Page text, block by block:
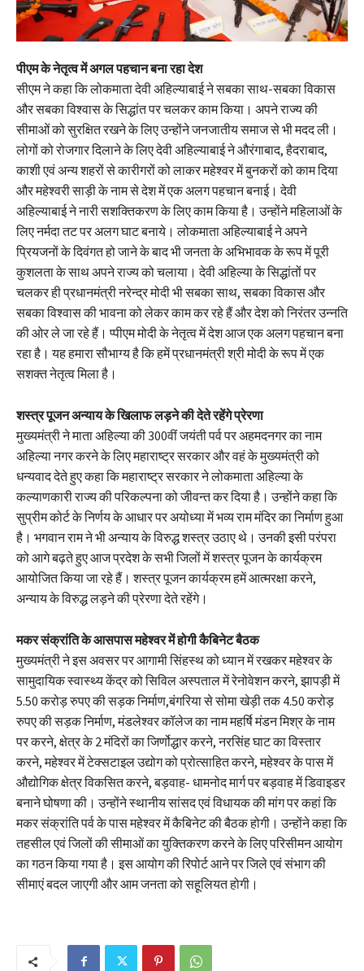
पीएम के नेतृत्व में अगल पहचान बना रहा देश
सीएम ने कहा कि लोकमाता देवी अहिल्याबाई ने सबका साथ-सबका विकास
और सबका विश्वास के सिद्धांत पर चलकर काम किया। अपने राज्य की
सीमाओं को सुरक्षित रखने के लिए उन्होंने जनजातीय समाज से भी मदद ली।
लोगों को रोजगार दिलाने के लिए देवी अहिल्याबाई ने औरंगाबाद, हैदराबाद,
काशी एवं अन्य शहरों से कारीगरों को लाकर महेश्वर में बुनकरों को काम दिया
और महेश्वरी साड़ी के नाम से देश में एक अलग पहचान बनाई। देवी
अहिल्याबाई ने नारी सशक्तिकरण के लिए काम किया है। उन्होंने महिलाओं के
लिए नर्मदा तट पर अलग घाट बनाये। लोकमाता अहिल्याबाई ने अपने
प्रियजनों के दिवंगत हो जाने के बाद भी जनता के अभिभावक के रूप में पूरी
कुशलता के साथ अपने राज्य को चलाया। देवी अहिल्या के सिद्धांतों पर
चलकर ही प्रधानमंत्री नरेन्द्र मोदी भी सबका साथ, सबका विकास और
सबका विश्वास की भावना को लेकर काम कर रहे हैं और देश को निरंतर उन्नति
की ओर ले जा रहे हैं। प्पीएम मोदी के नेतृत्व में देश आज एक अलग पहचान बना
रहा है। यह हमारा सौभाग्य है कि हमें प्रधानमंत्री श्री मोदी के रूप में एक
सशक्त नेतृत्व मिला है।
शस्त्र पूजन अन्याय के खिलाफ लड़ने की देते रहेंगे प्रेरणा
मुख्यमंत्री ने माता अहिल्या की 300वीं जयंती पर्व पर अहमदनगर का नाम
अहिल्या नगर करने के लिए महाराष्ट्र सरकार और वहं के मुख्यमंत्री को
धन्यवाद देते हुए कहा कि महाराष्ट्र सरकार ने लोकमाता अहिल्या के
कल्याणकारी राज्य की परिकल्पना को जीवन्त कर दिया है। उन्होंने कहा कि
सुप्रीम कोर्ट के निर्णय के आधार पर अयोध्या में भव्य राम मंदिर का निर्माण हुआ
है। भगवान राम ने भी अन्याय के विरुद्ध शस्त्र उठाए थे। उनकी इसी परंपरा
को आगे बढ़ते हुए आज प्रदेश के सभी जिलों में शस्त्र पूजन के कार्यक्रम
आयोजित किया जा रहे हैं। शस्त्र पूजन कार्यक्रम हमें आत्मरक्षा करने,
अन्याय के विरुद्ध लड़ने की प्रेरणा देते रहेंगे।
मकर संक्रांति के आसपास महेश्वर में होगी कैबिनेट बैठक
मुख्यमंत्री ने इस अवसर पर आगामी सिंहस्थ को ध्यान में रखकर महेश्वर के
सामुदायिक स्वास्थ्य केंद्र को सिविल अस्पताल में रेनोवेशन करने, झापड़ी में
5.50 करोड़ रुपए की सड़क निर्माण,बंगरिया से सोमा खेड़ी तक 4.50 करोड़
रुपए की सड़क निर्माण, मंडलेश्वर कॉलेज का नाम महर्षि मंडन मिश्र के नाम
पर करने, क्षेत्र के 2 मंदिरों का जिर्णोद्धार करने, नरसिंह घाट का विस्तार
करने, महेश्वर में टेक्सटाइल उद्योग को प्रोत्साहित करने, महेश्वर के पास में
औद्योगिक क्षेत्र विकसित करने, बड़वाह- धामनोद मार्ग पर बड़वाह में डिवाइडर
बनाने घोषणा की। उन्होंने स्थानीय सांसद एवं विधायक की मांग पर कहां कि
मकर संक्रांति पर्व के पास महेश्वर में कैबिनेट की बैठक होगी। उन्होंने कहा कि
तहसील एवं जिलों की सीमाओं का युक्तिकरण करने के लिए परिसीमन आयोग
का गठन किया गया है। इस आयोग की रिपोर्ट आने पर जिले एवं संभाग की
सीमाएं बदल जाएगी और आम जनता को सहूलियत होगी।